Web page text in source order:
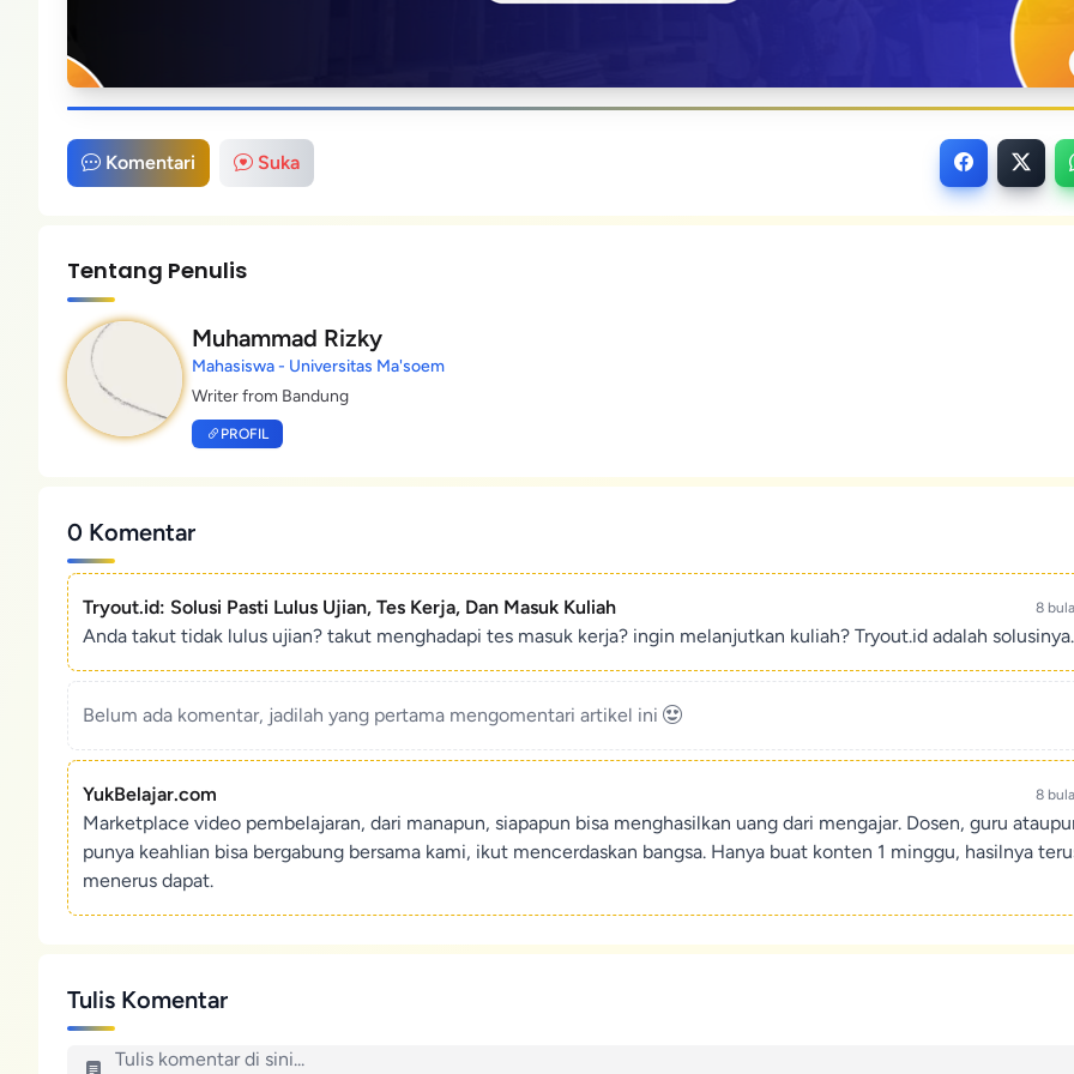
Komentari Suka
Tentang Penulis
Muhammad Rizky
Mahasiswa - Universitas Ma'soem
Writer from Bandung
PROFIL
0 Komentar
Tryout.id: Solusi Pasti Lulus Ujian, Tes Kerja, Dan Masuk Kuliah 8
Anda takut tidak lulus ujian? takut menghadapi tes masuk kerja? ingin melanjutkan kuliah? Tryout.id adalah solusinya.
Belum ada komentar, jadilah yang pertama mengomentari artikel ini
YukBelajar.com 8
Marketplace video pembelajaran, dari manapun, siapapun bisa menghasilkan uang dari mengajar. Dosen, guru
punya keahlian bisa bergabung bersama kami, ikut mencerdaskan bangsa. Hanya buat konten 1 minggu, hasilnya
menerus dapat.
Tulis Komentar